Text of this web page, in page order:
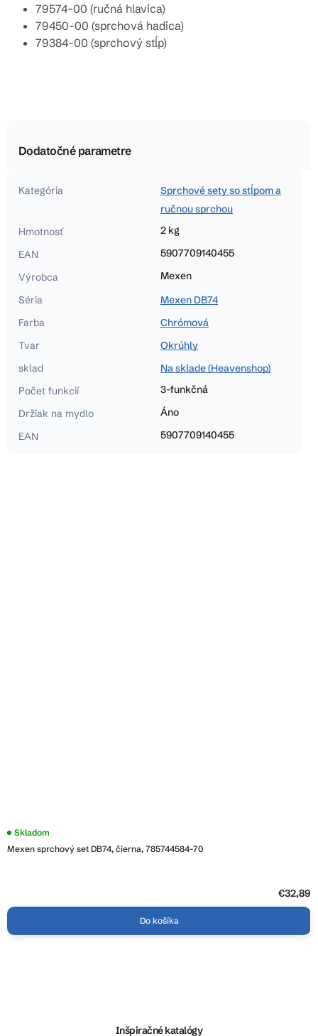
79574-00 (ručná hlavica)
79450-00 (sprchová hadica)
79384-00 (sprchový stĺp)
Dodatočné parametre
Kategória
Sprchové sety so stĺpom a
ručnou sprchou
Hmotnosť
2 kg
EAN
5907709140455
Výrobca
Mexen
Séria
Mexen DB74
Farba
Chrómová
Tvar
Okrúhly
sklad
Na sklade (Heavenshop)
Počet funkcií
3-funkčná
Držiak na mydlo
Áno
EAN
5907709140455
Mexen sprchový set DB74, čierna, 785744584-70
Skladom
€32,89
Do košíka
Inšpiračné katalógy